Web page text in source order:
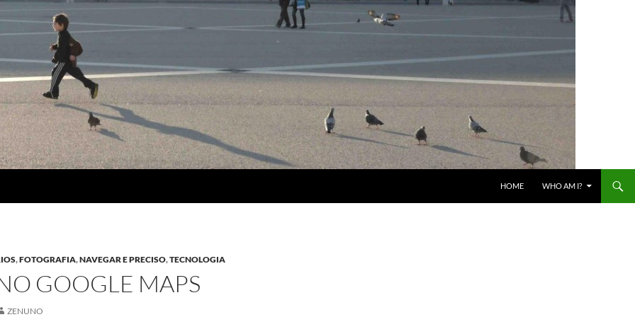
HOME WHO AM I?
,FOTOGRAFIA,NAVEGAR E PRECISO,TECNOLOGIA
GOOGLE MAPS
ZENUNO